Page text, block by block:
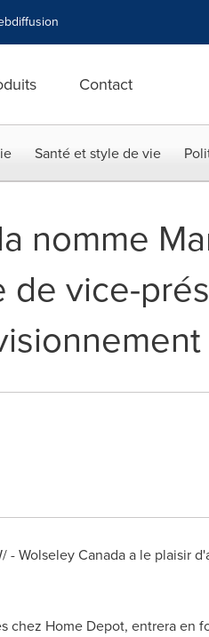
Contact
Santé et style de vie
nomme
de vice-
-Wolseley Canadaa le plaisir
chez Home Depot, entrera